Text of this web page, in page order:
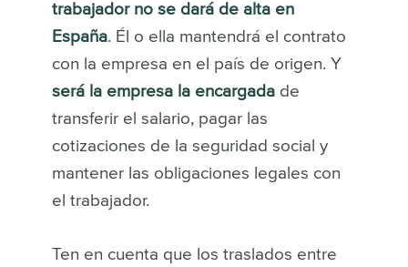
trabajador no se dará de alta en
España. Él o ella mantendrá el contrato
con la empresa en el país de origen. Y
será la empresa la encargadade
transferir el salario, pagar las
cotizaciones de la seguridad social y
mantener las obligaciones legales con
el trabajador.
Ten en cuenta que los traslados entre